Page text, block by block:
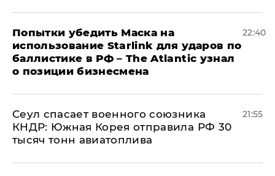
Попытки убедить Маска на
использование Starlink для ударов по
баллистике в РФ – The Atlantic узнал
о позиции бизнесмена
22:40
​Сеул спасает военного союзника
КНДР: Южная Корея отправила РФ 30
тысяч тонн авиатоплива
21:55